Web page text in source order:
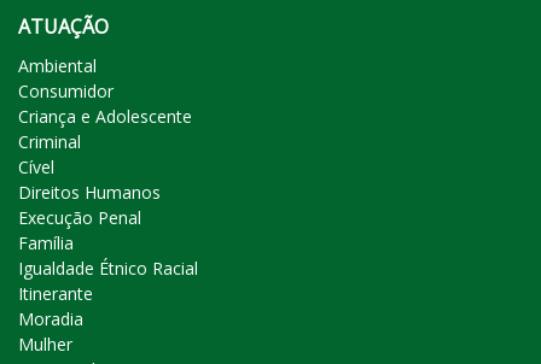
ATUAÇÃO
Ambiental
Consumidor
Criança e Adolescente
Criminal
Cível
Direitos Humanos
Execução Penal
Família
Igualdade Étnico Racial
Itinerante
Moradia
Mulher